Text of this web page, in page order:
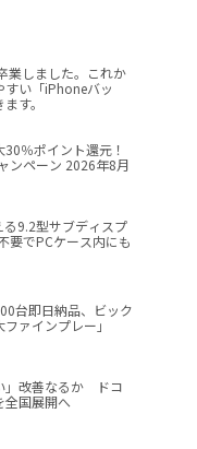
業しました。これか
すい「iPhoneバッ
す。
30％ポイント還元！
ンペーン 2026年8月
る9.2型サブディスプ
要でPCケース内にも
台即日納品、ビック
ァインプレー」
」改善なるか ドコ
全国展開へ